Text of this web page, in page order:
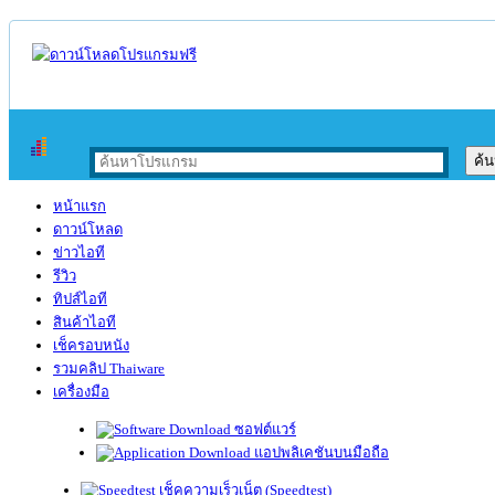
หน้าแรก
ดาวน์โหลด
ข่าวไอที
รีวิว
ทิปส์ไอที
สินค้าไอที
เช็ครอบหนัง
รวมคลิป Thaiware
เครื่องมือ
ซอฟต์แวร์
แอปพลิเคชันบนมือถือ
เช็คความเร็วเน็ต (Speedtest)